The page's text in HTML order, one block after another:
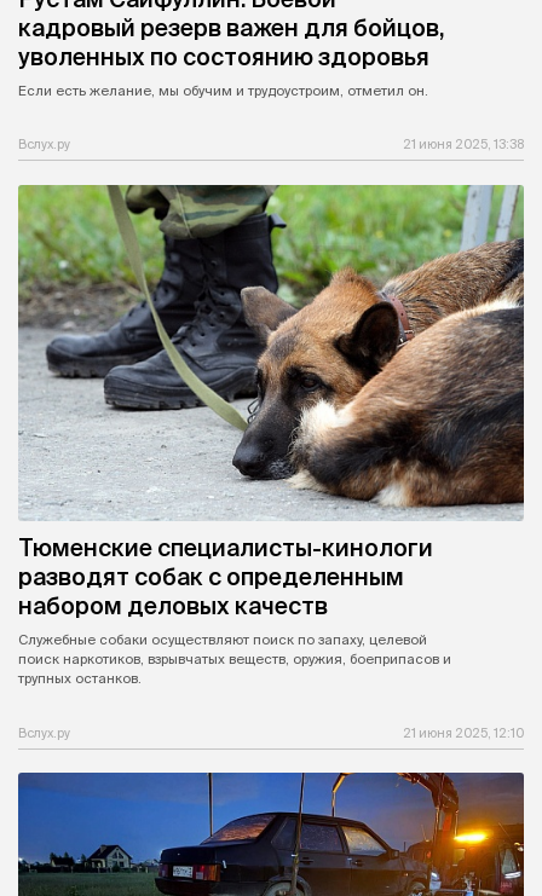
кадровый резерв важен для бойцов,
уволенных по состоянию здоровья
Если есть желание, мы обучим и трудоустроим, отметил он.
Вслух.ру 21 июня 2025, 13:38
Тюменские специалисты-кинологи
разводят собак с определенным
набором деловых качеств
Служебные собаки осуществляют поиск по запаху, целевой
поиск наркотиков, взрывчатых веществ, оружия, боеприпасов и
трупных останков.
Вслух.ру 21 июня 2025, 12:10